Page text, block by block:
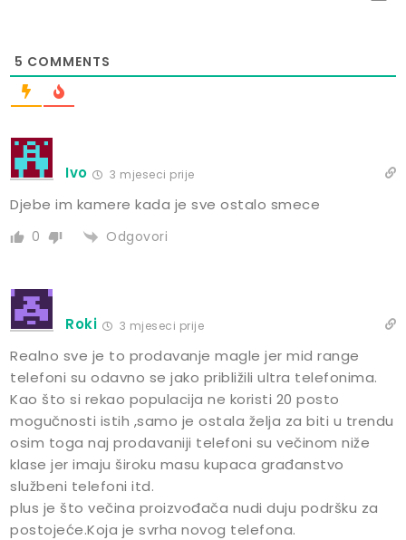
5 COMMENTS
Ivo 3 mjeseci prije
Djebe im kamere kada je sve ostalo smece
0 Odgovori
Roki 3 mjeseci prije
Realno sve je to prodavanje magle jer mid range
telefoni su odavno se jako približili ultra telefonima.
Kao što si rekao populacija ne koristi 20 posto
mogučnosti istih ,samo je ostala želja za biti u trendu
osim toga naj prodavaniji telefoni su večinom niže
klase jer imaju široku masu kupaca građanstvo
službeni telefoni itd.
plus je što večina proizvođača nudi duju podršku za
postojeće.Koja je svrha novog telefona.